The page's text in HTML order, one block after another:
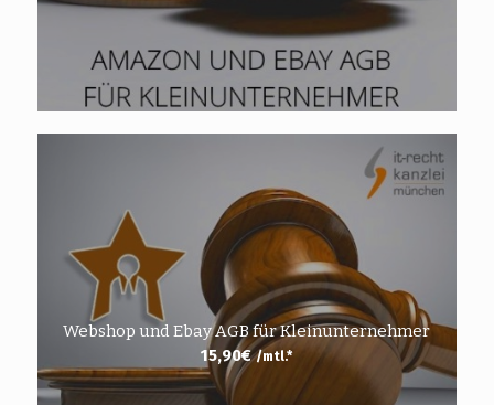
Webshop und Ebay AGB für Kleinunternehmer
15,90€ /mtl.*